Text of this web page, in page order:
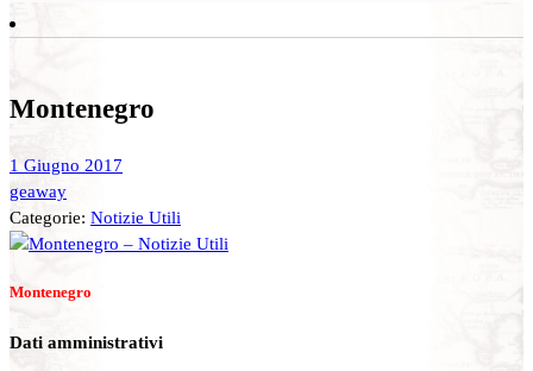
Montenegro
1 Giugno 2017
geaway
Categorie: Notizie Utili
Montenegro
Dati amministrativi